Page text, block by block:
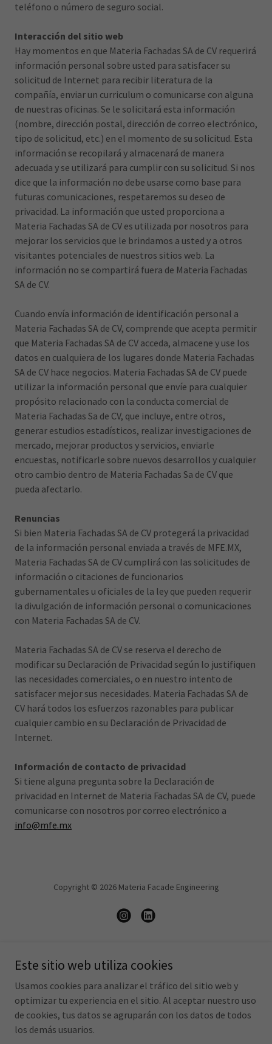
teléfono o número de seguro social.
Interacción del sitio web
Hay momentos en que Materia Fachadas SA de CV requerirá
información personal sobre usted para satisfacer su
solicitud de Internet para recibir literatura de la
compañía, enviar un curriculum o comunicarse con alguna
de nuestras oficinas. Se le solicitará esta información
(nombre, dirección postal, dirección de correo electrónico,
tipo de solicitud, etc.) en el momento de su solicitud. Esta
información se recopilará y almacenará de manera
adecuada y se utilizará para cumplir con su solicitud. Si nos
dice que la información no debe usarse como base para
futuras comunicaciones, respetaremos su deseo de
privacidad. La información que usted proporciona a
Materia Fachadas SA de CV es utilizada por nosotros para
mejorar los servicios que le brindamos a usted y a otros
visitantes potenciales de nuestros sitios web. La
información no se compartirá fuera de Materia Fachadas
SA de CV.
Cuando envía información de identificación personal a
Materia Fachadas SA de CV, comprende que acepta permitir
que Materia Fachadas SA de CV acceda, almacene y use los
datos en cualquiera de los lugares donde Materia Fachadas
SA de CV hace negocios. Materia Fachadas SA de CV puede
utilizar la información personal que envíe para cualquier
propósito relacionado con la conducta comercial de
Materia Fachadas Sa de CV, que incluye, entre otros,
generar estudios estadísticos, realizar investigaciones de
mercado, mejorar productos y servicios, enviarle
encuestas, notificarle sobre nuevos desarrollos y cualquier
otro cambio dentro de Materia Fachadas Sa de CV que
pueda afectarlo.
Renuncias
Si bien Materia Fachadas SA de CV protegerá la privacidad
de la información personal enviada a través de MFE.MX,
Materia Fachadas SA de CV cumplirá con las solicitudes de
información o citaciones de funcionarios
gubernamentales u oficiales de la ley que pueden requerir
la divulgación de información personal o comunicaciones
con Materia Fachadas SA de CV.
Materia Fachadas SA de CV se reserva el derecho de
modificar su Declaración de Privacidad según lo justifiquen
las necesidades comerciales, o en nuestro intento de
satisfacer mejor sus necesidades. Materia Fachadas SA de
CV hará todos los esfuerzos razonables para publicar
cualquier cambio en su Declaración de Privacidad de
Internet.
Información de contacto de privacidad
Si tiene alguna pregunta sobre la Declaración de
privacidad en Internet de Materia Fachadas SA de CV, puede
comunicarse con nosotros por correo electrónico a
info@mfe.mx
Copyright © 2026 Materia Facade Engineering
Powered by
DESCARGAS
Este sitio web utiliza cookies
Usamos cookies para analizar el tráfico del sitio web y
optimizar tu experiencia en el sitio. Al aceptar nuestro uso
de cookies, tus datos se agruparán con los datos de todos
los demás usuarios.